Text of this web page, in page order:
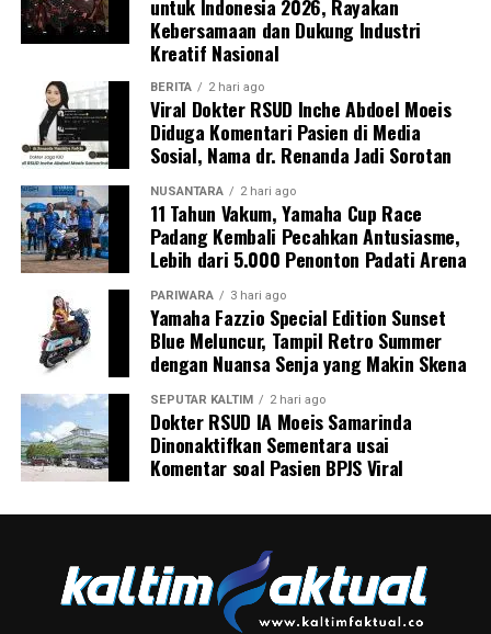
untuk Indonesia 2026, Rayakan
Kebersamaan dan Dukung Industri
Kreatif Nasional
BERITA 2 hari ago
Viral Dokter RSUD Inche Abdoel Moeis
Diduga Komentari Pasien di Media
Sosial, Nama dr. Renanda Jadi Sorotan
NUSANTARA 2 hari ago
11 Tahun Vakum, Yamaha Cup Race
Padang Kembali Pecahkan Antusiasme,
Lebih dari 5.000 Penonton Padati Arena
PARIWARA 3 hari ago
Yamaha Fazzio Special Edition Sunset
Blue Meluncur, Tampil Retro Summer
dengan Nuansa Senja yang Makin Skena
SEPUTAR KALTIM 2 hari ago
Dokter RSUD IA Moeis Samarinda
Dinonaktifkan Sementara usai
Komentar soal Pasien BPJS Viral